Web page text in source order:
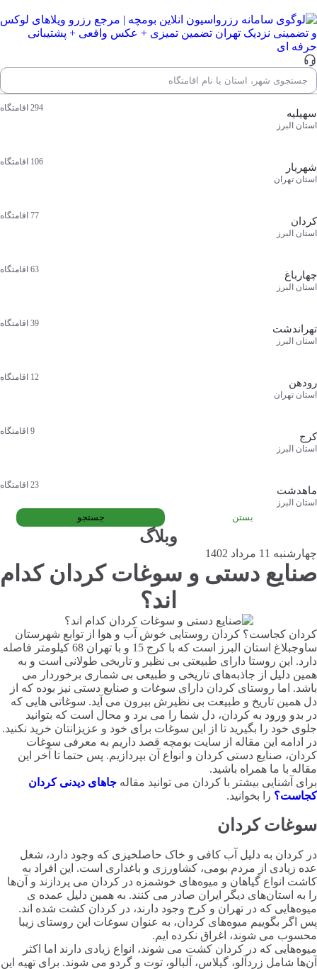
جستجوی شهر، استان یا نام اقامتگاه
محبوب‌ ترین مقصدها
سهیلیه
استان البرز
294 اقامتگاه
شهریار
استان تهران
106 اقامتگاه
کردان
استان البرز
77 اقامتگاه
چهارباغ
استان البرز
63 اقامتگاه
تهراندشت
استان البرز
39 اقامتگاه
رودهن
استان تهران
12 اقامتگاه
کرج
استان البرز
9 اقامتگاه
ماهدشت
استان البرز
23 اقامتگاه
بستن جستجو
جستجوی شهر، استان یا نام اقامتگاه
وبلاگ
چهارشنبه 11 مرداد 1402
صنایع دستی و سوغات کردان کدام
اند؟
کردان کجاست؟ کردان روستایی خوش آب و هوا از توابع شهرستان
ساوجبلاغ استان البرز است که با کرج 15 و با تهران 68 کیلومتر فاصله
دارد. این روستا دارای طبیعتی بی نظیر و تاریخی طولانی است و به
همین دلیل از جاذبه‌های تاریخی و طبیعی بی شماری برخوردار می
باشد. اما روستای کردان دارای سوغات و صنایع دستی نیز بوده که از
دل همین تاریخ و طبیعت بی نظیرش بیرون می آید. سوغاتی هایی که
در بدو ورود به کردان، دل شما را می برد و محال است که بتوانید
جلوی خود را بگیرید تا از این سوغات برای خود و عزیزانتان خرید نکنید.
در ادامه این مقاله از سایت بومچه قصد داریم به معرفی سوغات
کردان، صنایع دستی کردان و انواع آن بپردازیم. پس حتما تا آخر این
مقاله با ما همراه باشید.
برای آشنایی بیشتر با کردان می توانید مقاله جاهای دیدنی کردان
کجاست؟ را بخوانید.
سوغات کردان
در کردان به دلیل آب کافی و خاک حاصلخیزی که وجود دارد، شغل
عده زیادی از مردم بومی، کشاورزی و باغداری است. این افراد به
کاشت انواع گیاهان و میوه‌های خوشمزه در کردان می پردازند و آن‌ها
را به استان‌های دیگر ایران صادر می کنند. به همین دلیل عمده ی
میوه‌هایی که در تهران و کرج وجود دارند، در کردان کشت شده اند.
پس اگر بگوییم میوه‌های کردان، به عنوان سوغات این روستای زیبا
محسوب می شوند، اغراق نکرده ایم.
میوه‌هایی که در کردان کشت می شوند، انواع زیادی دارند اما اکثر
آن‌ها شامل زردآلو، گیلاس، آلبالو، توت و گردو می شوند. برای تهیه این